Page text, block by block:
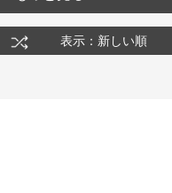
表示：新しい順